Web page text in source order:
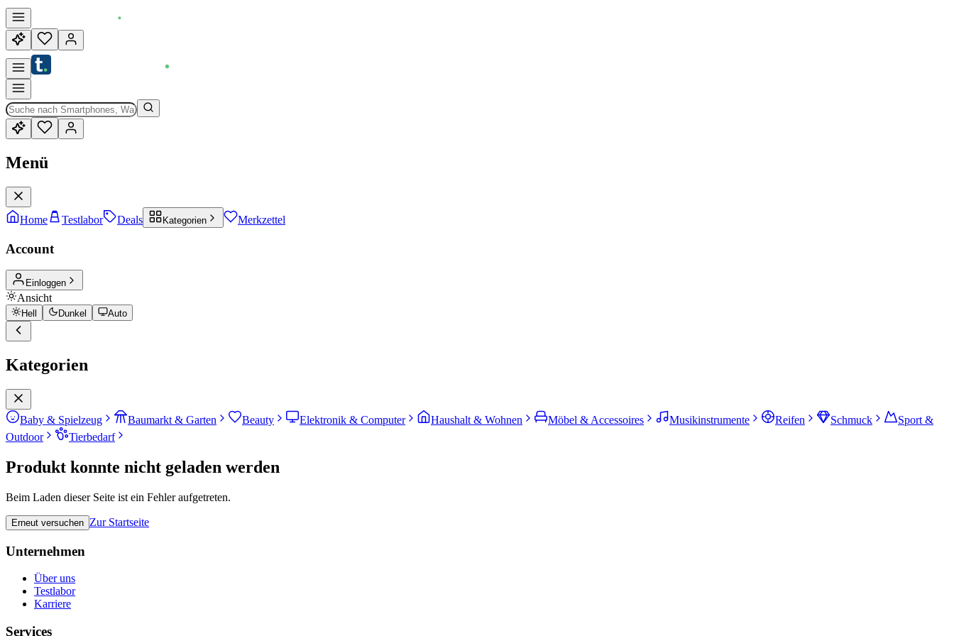
Menü
Home Testlabor Deals Kategorien Merkzettel
Account
Einloggen
Ansicht
Hell Dunkel Auto
Kategorien
Baby & Spielzeug Baumarkt & Garten Beauty Elektronik & Computer Haushalt & Wohnen Möbel & Accessoires Musikinstrumente Reifen Schmuck
Sport &
Outdoor
Tierbedarf
Produkt konnte nicht geladen werden
Beim Laden dieser Seite ist ein Fehler aufgetreten.
Erneut versuchen Zur Startseite
Unternehmen
Über uns
Testlabor
Karriere
Services